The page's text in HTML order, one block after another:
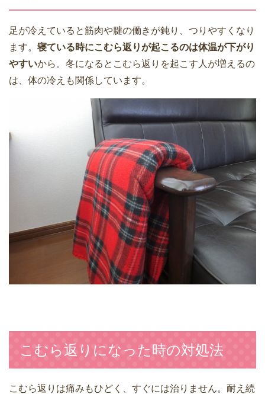
足が冷えていると筋肉や腱の働きが鈍り、つりやすくなり
ます。 寝ている時にこむら返りが起こるのは体温が下がり
やすいから。冬になるとこむら返りを起こす人が増えるの
は、体の冷えも関係しています。
こむら返りになった時の対処法
こむら返りは痛みもひどく、すぐには治りません。耐え続